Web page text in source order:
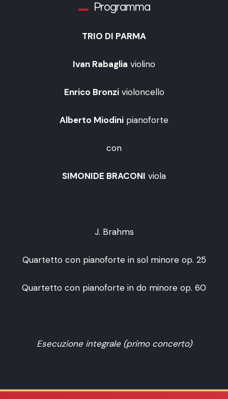
Programma
TRIO DI PARMA
Ivan Rabaglia violino
Enrico Bronzivioloncello
Alberto Miodini pianoforte
con
SIMONIDE BRACONI viola
J. Brahms
Quartetto con pianoforte in sol minore op. 25
Quartetto con pianoforte in do minore op. 60
Esecuzione integrale (primo concerto)